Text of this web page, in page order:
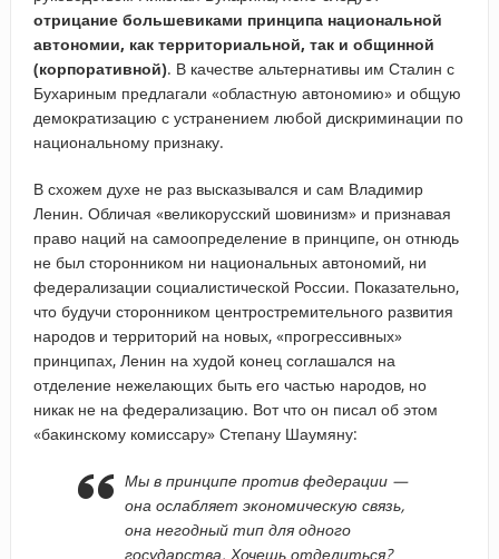
отрицание большевиками принципа национальной
автономии, как территориальной, так и общинной
(корпоративной). В качестве альтернативы им Сталин с
Бухариным предлагали «областную автономию» и общую
демократизацию с устранением любой дискриминации по
национальному признаку.
В схожем духе не раз высказывался и сам Владимир
Ленин. Обличая «великорусский шовинизм» и признавая
право наций на самоопределение в принципе, он отнюдь
не был сторонником ни национальных автономий, ни
федерализации социалистической России. Показательно,
что будучи сторонником центростремительного развития
народов и территорий на новых, «прогрессивных»
принципах, Ленин на худой конец соглашался на
отделение нежелающих быть его частью народов, но
никак не на федерализацию. Вот что он писал об этом
«бакинскому комиссару» Степану Шаумяну:
Мы в принципе против федерации —
она ослабляет экономическую связь,
она негодный тип для одного
государства. Хочешь отделиться?